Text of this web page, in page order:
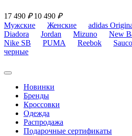
17 490 ₽ 10 490 ₽
Мужские
Женские adidas
Diadora
Jordan Mizuno New
Nike SB
PUMA Reebok
черные
Новинки
Бренды
Кроссовки
Одежда
Распродажа
Подарочные сертификаты